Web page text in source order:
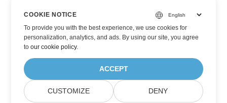
COOKIE NOTICE
To provide you with the best experience, we use cookies for
personalization, analytics, and ads. By using our site, you agree
toour cookie policy.
ACCEPT
CUSTOMIZE DENY